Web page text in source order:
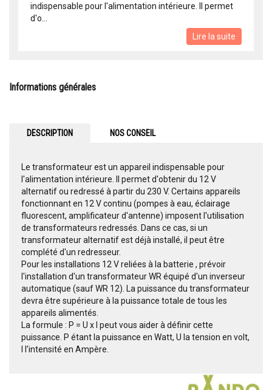
indispensable pour l'alimentation intérieure. Il permet
d'o...
Lire la suite
Informations générales
DESCRIPTION NOS CONSEIL
Le transformateur est un appareil indispensable pour
l'alimentation intérieure. Il permet d'obtenir du 12 V
alternatif ou redressé à partir du 230 V. Certains appareils
fonctionnant en 12 V continu (pompes à eau, éclairage
fluorescent, amplificateur d'antenne) imposent l'utilisation
de transformateurs redressés. Dans ce cas, si un
transformateur alternatif est déjà installé, il peut être
complété d'un redresseur.
Pour les installations 12 V reliées à la batterie , prévoir
l'installation d'un transformateur WR équipé d'un inverseur
automatique (sauf WR 12). La puissance du transformateur
devra être supérieure à la puissance totale de tous les
appareils alimentés.
La formule : P = U x I peut vous aider à définir cette
puissance. P étant la puissance en Watt, U la tension en volt,
I l'intensité en Ampère.